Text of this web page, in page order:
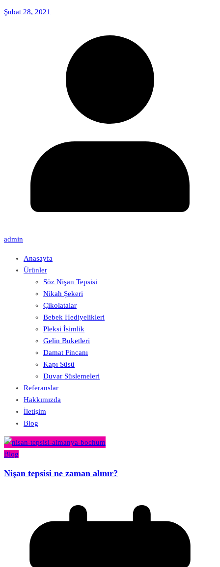
Şubat 28, 2021
admin
Anasayfa
Ürünler
Söz Nişan Tepsisi
Nikah Şekeri
Çikolatalar
Bebek Hediyelikleri
Pleksi İsimlik
Gelin Buketleri
Damat Fincanı
Kapı Süsü
Duvar Süslemeleri
Referanslar
Hakkımızda
İletişim
Blog
Blog
Nişan tepsisi ne zaman alınır?